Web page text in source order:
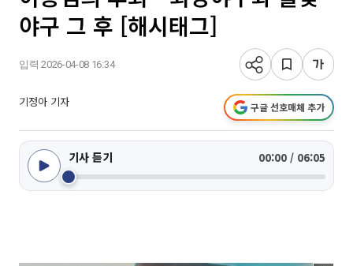
야구 그 후 [해시태그]
입력 2026-04-08 16:34
기정아 기자 구글 선호매체 추가
기사 듣기 00:00 / 06:05